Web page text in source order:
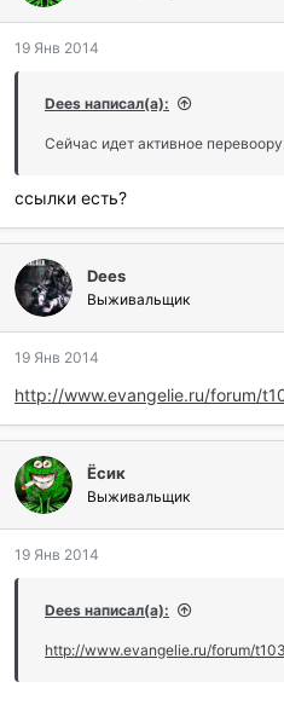
19 Янв 2014
Dees написал(а):
Сейчас идет активное
ссылки есть?
Dees
Выживальщик
19 Янв 2014
http://www.evangelie.ru/forum/
Ёсик
Выживальщик
19 Янв 2014
Dees написал(а):
http://www.evangelie.ru/forum/